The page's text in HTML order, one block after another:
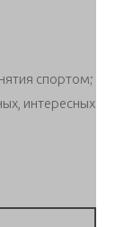
спортом;
интересных